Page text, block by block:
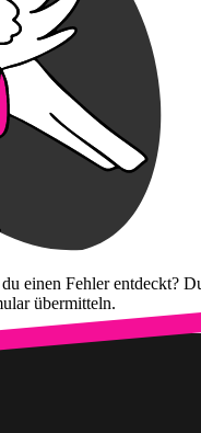
einen Fehler entdeckt?
übermitteln.